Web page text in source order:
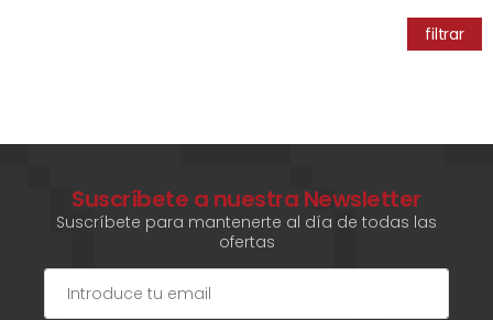
filtrar
Suscríbete a nuestra Newsletter
Suscríbete para mantenerte al día de todas las
ofertas